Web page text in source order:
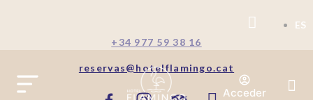
ES
Acceder
+34 977 59 38 16
reservas@hotelflamingo.cat